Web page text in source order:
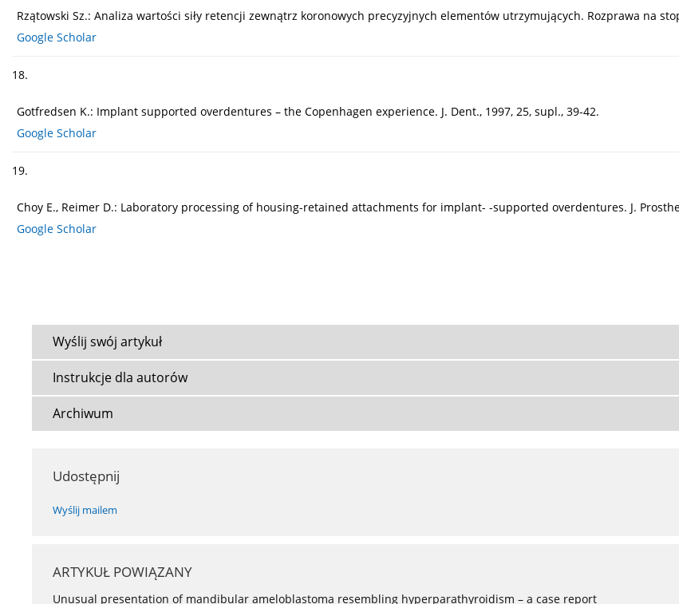
Rzątowski Sz.: Analiza wartości siły retencji zewnątrz koronowych precyzyjnych elementów utrzymujących. Rozprawa na
Google Scholar
18.
Gotfredsen K.: Implant supported overdentures – the Copenhagen experience. J. Dent., 1997, 25, supl., 39-42.
Google Scholar
19.
Choy E., Reimer D.: Laboratory processing of housing-retained attachments for implant- -supported overdentures. J.
Google Scholar
Wyślij swój artykuł
Instrukcje dla autorów
Archiwum
Udostępnij
Wyślij mailem
ARTYKUŁ POWIĄZANY
Unusual presentation of mandibular ameloblastoma resembling hyperparathyroidism – a case report